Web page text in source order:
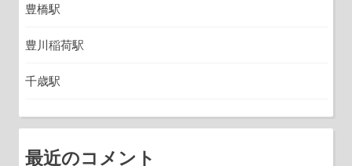
豊橋駅
豊川稲荷駅
千歳駅
最近のコメント